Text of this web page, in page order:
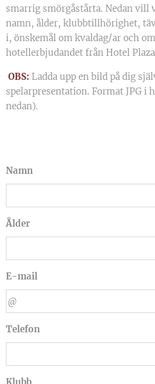
smarrig smörgåstårta. Nedan
namn, ålder, klubbtillhörighet,
i, önskemål om kvaldag/ar och
hotellerbjudandet från Hotel Plaza
OBS: Ladda upp en bild på dig
spelarpresentation. Format JPG i
nedan).
Namn
Ålder
E-mail
Telefon